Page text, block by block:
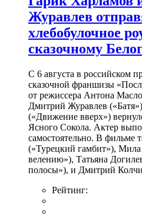
Журавлев
хлебобулочное
сказочному
С 6 августа в российском
сказочной франшизы
от режиссера Антона
Дмитрий Журавлев
(«Движение вверх»)
Ясного Сокола. Актер
самостоятельно. В фильме
(«Турецкий гамбит»),
велению»), Татьяна
полосы»), и Дмитрий
Рейтинг: